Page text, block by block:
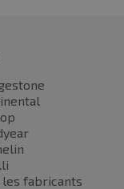
les fabricants